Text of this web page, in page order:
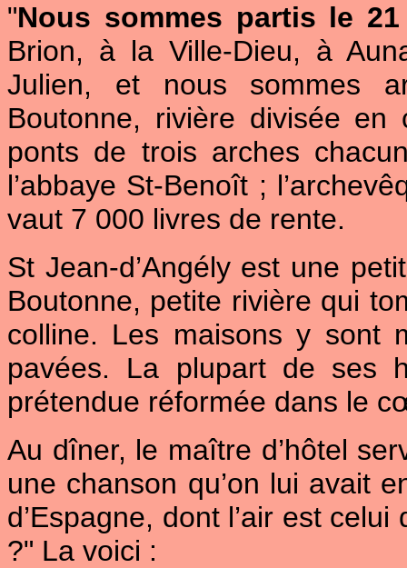
"Nous sommes partis le
Brion, à la Ville-Dieu, à
Julien, et nous sommes
Boutonne, rivière divisée
ponts de trois arches
l’abbaye St-Benoît ;
vaut 7 000 livres de rente.
St Jean-d’Angély est une
Boutonne, petite rivière qui
colline. Les maisons y sont
pavées. La plupart de ses
prétendue réformée dans le
Au dîner, le maître d’hôtel
une chanson qu’on lui avait
d’Espagne, dont l’air est
?" La voici :